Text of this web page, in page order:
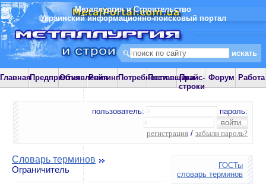
Металлургия и Строительство
Украинский информационно-поисковый портал
ГлавнаяПредприятияОбъявления
РейтингПотребностиПоставщики
Прайс-
строки
Форум Работа
пользователь: пароль:
регистрация / забыли пароль?
ГОСТы
словарь терминов
Словарь терминов
Ограничитель